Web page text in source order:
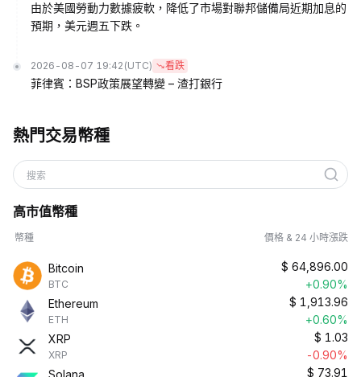
由於美國勞動力數據疲軟，降低了市場對聯邦儲備局近期加息的
預期，美元週五下跌。
2026-08-07 19:42 (UTC) 看跌
菲律賓：BSP政策展望轉變 – 渣打銀行
熱門交易幣種
搜索
高市值幣種
幣種 價格 & 24 小時漲跌
Bitcoin
BTC
$ 64,896.00
+0.90%
Ethereum
ETH
$ 1,913.96
+0.60%
XRP
XRP
$ 1.03
-0.90%
Solana
$ 73.91